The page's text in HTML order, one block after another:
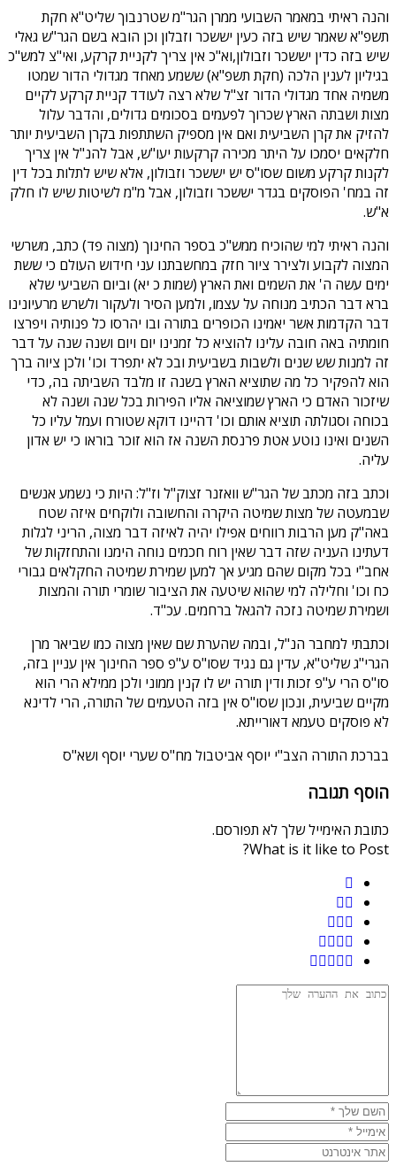
והנה ראיתי במאמר השבועי ממרן הגר"מ שטרנבוך שליט"א חקת
תשפ"א שאמר שיש בזה כעין יששכר וזבלון וכן הובא בשם הגר"ש גאלי
שיש בזה כדין יששכר וזבולון,וא"כ אין צריך לקניית קרקע, ואי"צ למש"כ
בגיליון לענין הלכה (חקת תשפ"א) ששמע מאחד מגדולי הדור שמטו
משמיה אחד מגדולי הדור זצ"ל שלא רצה לעודד קניית קרקע לקיים
מצות ושבתה הארץ שכרוך לפעמים בסכומים גדולים, והדבר עלול
להזיק את קרן השביעית ואם אין מספיק השתתפות בקרן השביעית יותר
חלקאים יסמכו על היתר מכירה קרקעות יעו"ש, אבל להנ"ל אין צריך
לקנות קרקע משום שסו"ס יש יששכר וזבולון, אלא שיש לתלות בכל דין
זה במח' הפוסקים בגדר יששכר וזבולון, אבל מ"מ לשיטות שיש לו חלק
א"ש.
והנה ראיתי למי שהוכיח ממש"כ בספר החינוך (מצוה פד) כתב, משרשי
המצוה לקבוע ולצירר ציור חזק במחשבתנו עני חידוש העולם כי ששת
ימים עשה ה' את השמים ואת הארץ (שמות כ יא) וביום השביעי שלא
ברא דבר הכתיב מנוחה על עצמו, ולמען הסיר ולעקור ולשרש מרעיונינו
דבר הקדמות אשר יאמינו הכופרים בתורה ובו יהרסו כל פנותיה ויפרצו
חומתיה באה חובה עלינו להוציא כל זמנינו יום ויום ושנה שנה על דבר
זה למנות שש שנים ולשבות בשביעית ובכ לא יתפרד וכו' ולכן ציוה ברך
הוא להפקיר כל מה שתוציא הארץ בשנה זו מלבד השביתה בה, כדי
שיזכור האדם כי הארץ שמוציאה אליו הפירות בכל שנה ושנה לא
בכוחה וסגולתה תוציא אותם וכו' דהיינו דוקא שטורח ועמל עליו כל
השנים ואינו נוטע אטת פרנסת השנה אז הוא זוכר בוראו כי יש אדון
עליה.
וכתב בזה מכתב של הגר"ש וואזנר זצוק"ל וז"ל: היות כי נשמע אנשים
שבמעטה של מצות שמיטה היקרה והחשובה ולוקחים איזה שטח
באה"ק מען הרבות רווחים אפילו יהיה לאיזה דבר מצוה, הריני לגלות
דעתינו העניה שזה דבר שאין רוח חכמים נוחה הימנו והתחזקות של
אחב"י בכל מקום שהם מגיע אך למען שמירת שמיטה החקלאים גבורי
כח וכו' וחלילה למי שהוא שיטעה את הציבור שומרי תורה והמצות
ושמירת שמיטה נזכה להגאל ברחמים. עכ"ד.
וכתבתי למחבר הנ"ל, ובמה שהערת שם שאין מצוה כמו שביאר מרן
הגרי"ג שליט"א, עדין גם נגיד שסו"ס ע"פ ספר החינוך אין עניין בזה,
סו"ס הרי ע"פ זכות ודין תורה יש לו קנין ממוני ולכן ממילא הרי הוא
מקיים שביעית, ונכון שסו"ס אין בזה הטעמים של התורה, הרי לדינא
לא פוסקים טעמא דאורייתא.
בברכת התורה הצב"י יוסף אביטבול מח"ס שערי יוסף ושא"ס
הוסף תגובה
כתובת האימייל שלך לא תפורסם.
What is it like to Post?